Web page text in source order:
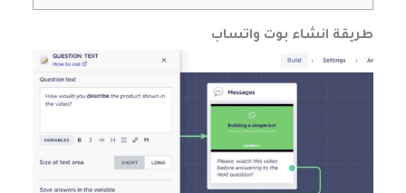
طريقة انشاء بوت واتساب